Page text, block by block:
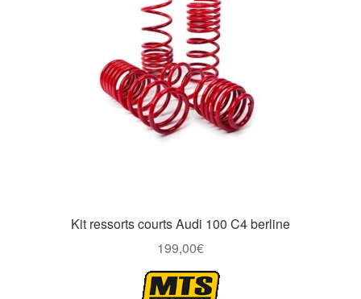
Kit ressorts courts Audi 100 C4 berline
199,00€